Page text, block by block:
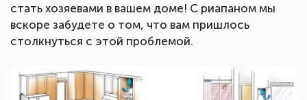
стать хозяевами в вашем доме! С риапаном мы
вскоре забудете о том, что вам пришлось
столкнуться с этой проблемой.